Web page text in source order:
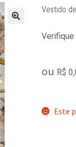
Vestido
Verifique
ou R$
Este